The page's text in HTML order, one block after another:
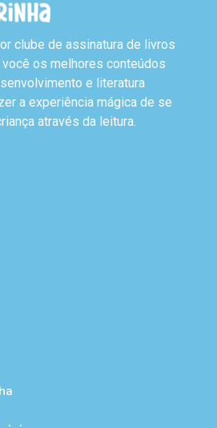
clube de assinatura de livros
os melhores conteúdos
e literatura
a experiência mágica de se
através da leitura.